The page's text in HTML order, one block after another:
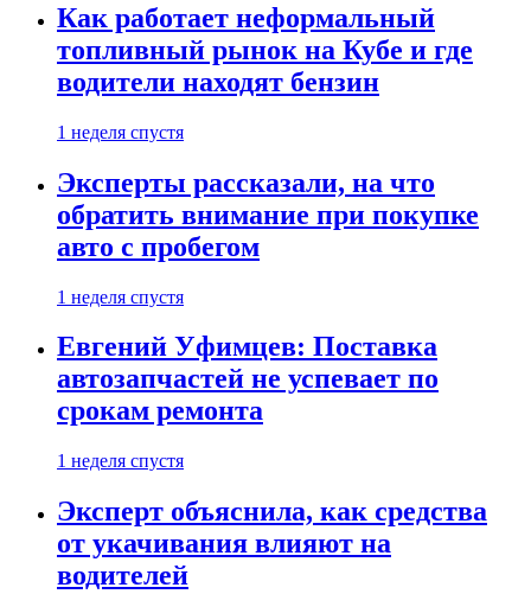
Как работает неформальный
топливный рынок на Кубе и где
водители находят бензин
1 неделя спустя
Эксперты рассказали, на что
обратить внимание при покупке
авто с пробегом
1 неделя спустя
Евгений Уфимцев: Поставка
автозапчастей не успевает по
срокам ремонта
1 неделя спустя
Эксперт объяснила, как средства
от укачивания влияют на
водителей